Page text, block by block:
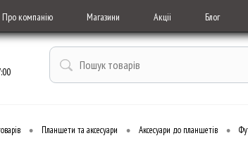
Про компанію Магазини Акціі Блог
• Планшети та аксесуари • Аксесуари до планшетів •